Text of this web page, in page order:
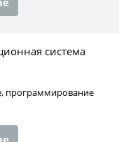
система
программирование